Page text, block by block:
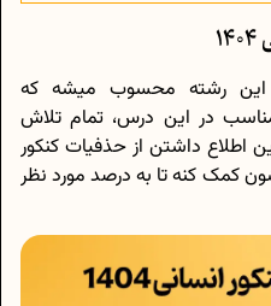
این رشته محسوب میشه که
در این درس، تمام تلاش
اطلاع داشتن از حذفیات کنکور
کمک کنه تا به درصد مورد نظر